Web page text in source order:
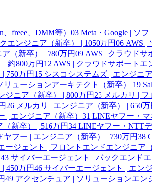
freee、DMM等） 03 Meta・Google | ソ
エンジニア（新卒） | 1050万円06 AWS |
（新卒） | 780万円09 AWS | クラウドサ
約800万円 12 AWS | クラウドサポートエ
750万円 15 シスコシステムズ | エンジニ
リューションアーキテクト（新卒） 19
ジニア（新卒） | 800万円 23 メルカリ |
26 メルカリ | エンジニア（新卒） | 650万
| エンジニア（新卒） 31 LINEヤフー・マ
新卒） | 516万円34 LINEヤフー・NTT
ヤフー | エンジニア（新卒） | 730万円38
ージェント | フロントエンドエンジニア
43 サイバーエージェント | バックエンド
450万円46 サイバーエージェント | エン
49 アクセンチュア | ソリューションエン